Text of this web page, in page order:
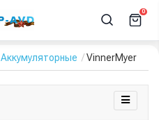
0
Аккумуляторные VinnerMyer